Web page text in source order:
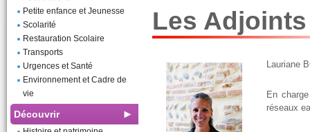
Petite enfance et Jeunesse
Scolarité
Restauration Scolaire
Transports
Urgences et Santé
Environnement et Cadre de
vie
Découvrir
Les Adjoints
Lauriane
En
réseaux